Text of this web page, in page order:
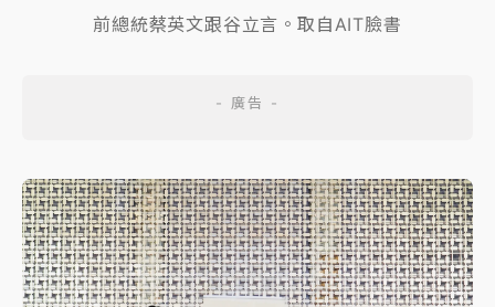
前總統蔡英文跟谷立言。取自AIT臉書